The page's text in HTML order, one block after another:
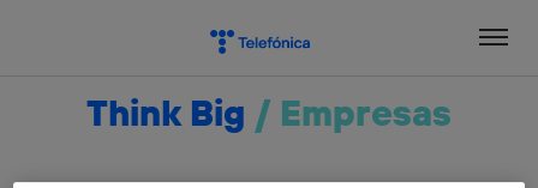
Think Big / Empresas